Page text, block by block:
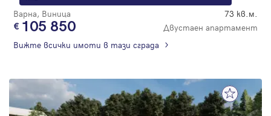
Варна, Виница 73 кв.м.
105 850
Двустаен апартамент
Вижте всички имоти в тази сграда